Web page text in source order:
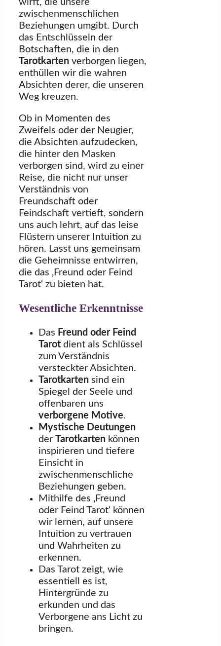
zwischenmenschlichen
Beziehungen umgibt. Durch
das Entschlüsseln der
Botschaften, die in den
Tarotkarten verborgen liegen,
enthüllen wir die wahren
Absichten derer, die unseren
Weg kreuzen.
Ob in Momenten des
Zweifels oder der Neugier,
die Absichten aufzudecken,
die hinter den Masken
verborgen sind, wird zu einer
Reise, die nicht nur unser
Verständnis von
Freundschaft oder
Feindschaft vertieft, sondern
uns auch lehrt, auf das leise
Flüstern unserer Intuition zu
hören. Lasst uns gemeinsam
die Geheimnisse entwirren,
die das ‚Freund oder Feind
Tarot‘ zu bieten hat.
Wesentliche Erkenntnisse
Das Freund oder Feind
Tarot dient als Schlüssel
zum Verständnis
versteckter Absichten.
Tarotkarten sind ein
Spiegel der Seele und
offenbaren uns
verborgene Motive.
Mystische Deutungen
der Tarotkarten können
inspirieren und tiefere
Einsicht in
zwischenmenschliche
Beziehungen geben.
Mithilfe des ‚Freund
oder Feind Tarot‘ können
wir lernen, auf unsere
Intuition zu vertrauen
und Wahrheiten zu
erkennen.
Das Tarot zeigt, wie
essentiell es ist,
Hintergründe zu
erkunden und das
Verborgene ans Licht zu
bringen.